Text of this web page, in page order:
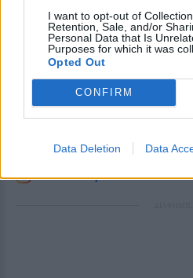
I want to opt-out of
Retention, Sale, and/or
Personal Data that Is
Purposes for which it was
Opted Out
CONFIRM
Data Deletion Data
Ακολουθήστε το E-
και μάθετε πρώτοι
Διαβάστε περισσότερα
Ομορφιά,Σχέσειςκαι
Ακολουθήστε το E-